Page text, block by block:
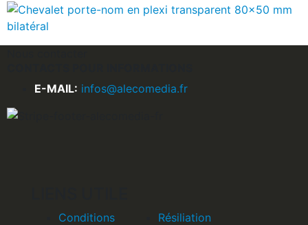
E-MAIL: infos@alecomedia.fr
Conditions
Résiliation